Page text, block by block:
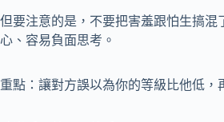
但要注意的是，不要把害羞跟怕生搞
心、容易負面思考。
重點：讓對方誤以為你的等級比他低，